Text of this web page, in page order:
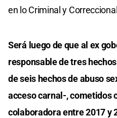
en lo Criminal y
Será luego de que al ex
responsable de tres
de seis hechos de abuso
acceso carnal-, cometidos
colaboradora entre 2017 y